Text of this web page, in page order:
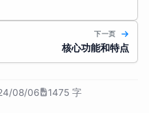
下一页
核心功能和特点
08/06
1475 字